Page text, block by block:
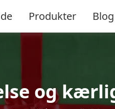
Produkter Blog
og